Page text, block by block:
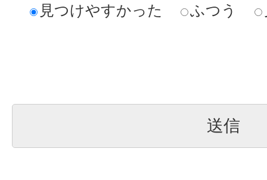
見つけやすかった ふつう